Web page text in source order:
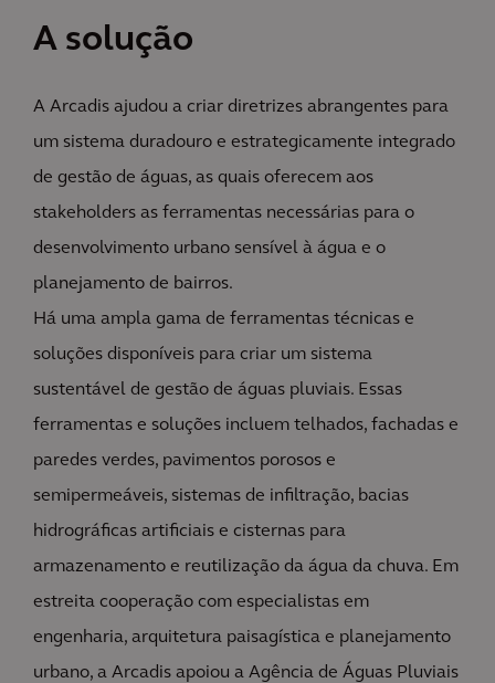
A solução
A Arcadis ajudou a criar diretrizes abrangentes para
um sistema duradouro e estrategicamente integrado
de gestão de águas, as quais oferecem aos
stakeholders as ferramentas necessárias para o
desenvolvimento urbano sensível à água e o
planejamento de bairros.
Há uma ampla gama de ferramentas técnicas e
soluções disponíveis para criar um sistema
sustentável de gestão de águas pluviais. Essas
ferramentas e soluções incluem telhados, fachadas e
paredes verdes, pavimentos porosos e
semipermeáveis, sistemas de infiltração, bacias
hidrográficas artificiais e cisternas para
armazenamento e reutilização da água da chuva. Em
estreita cooperação com especialistas em
engenharia, arquitetura paisagística e planejamento
urbano, a Arcadis apoiou a Agência de Águas Pluviais